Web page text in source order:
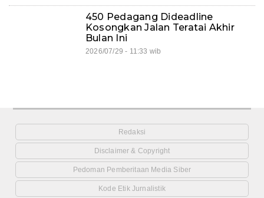
450 Pedagang Dideadline
Kosongkan Jalan Teratai Akhir
Bulan Ini
2026/07/29 - 11:33 wib
Redaksi
Disclaimer & Copyright
Pedoman Pemberitaan Media Siber
Kode Etik Jurnalistik